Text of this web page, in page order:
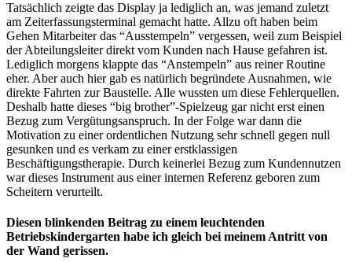
Tatsächlich zeigte das Display ja lediglich an, was jemand zuletzt
am Zeiterfassungsterminal gemacht hatte. Allzu oft haben beim
Gehen Mitarbeiter das “Ausstempeln” vergessen, weil zum Beispiel
der Abteilungsleiter direkt vom Kunden nach Hause gefahren ist.
Lediglich morgens klappte das “Anstempeln” aus reiner Routine
eher. Aber auch hier gab es natürlich begründete Ausnahmen, wie
direkte Fahrten zur Baustelle. Alle wussten um diese Fehlerquellen.
Deshalb hatte dieses “big brother”-Spielzeug gar nicht erst einen
Bezug zum Vergütungsanspruch. In der Folge war dann die
Motivation zu einer ordentlichen Nutzung sehr schnell gegen null
gesunken und es verkam zu einer erstklassigen
Beschäftigungstherapie. Durch keinerlei Bezug zum Kundennutzen
war dieses Instrument aus einer internen Referenz geboren zum
Scheitern verurteilt.
Diesen blinkenden Beitrag zu einem leuchtenden
Betriebskindergarten habe ich gleich bei meinem Antritt von
der Wand gerissen.